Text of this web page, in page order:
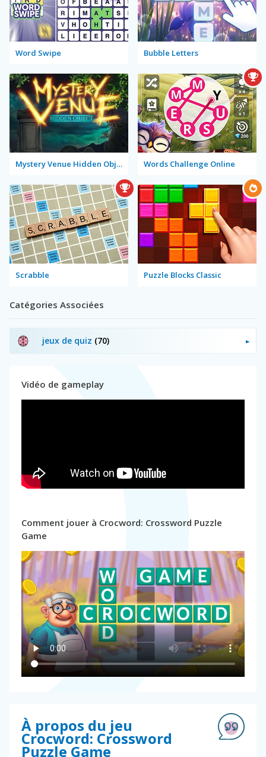
Word Swipe Bubble Letters
Mystery Venue Hidden Object Words Challenge Online
Scrabble Puzzle Blocks Classic
Catégories Associées
jeux de quiz (70)
Vidéo de gameplay
Comment jouer à Crocword: Crossword Puzzle
Game
À propos du jeu
Crocword: Crossword
Puzzle Game